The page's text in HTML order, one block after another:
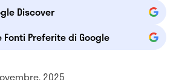
Discover
Preferite di Google
2025